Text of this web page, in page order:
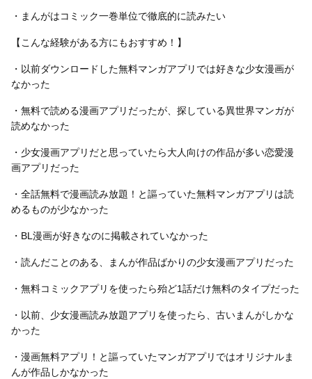
・まんがはコミック一巻単位で徹底的に読みたい
【こんな経験がある方にもおすすめ！】
・以前ダウンロードした無料マンガアプリでは好きな少女漫画が
なかった
・無料で読める漫画アプリだったが、探している異世界マンガが
読めなかった
・少女漫画アプリだと思っていたら大人向けの作品が多い恋愛漫
画アプリだった
・全話無料で漫画読み放題！と謳っていた無料マンガアプリは読
めるものが少なかった
・BL漫画が好きなのに掲載されていなかった
・読んだことのある、まんが作品ばかりの少女漫画アプリだった
・無料コミックアプリを使ったら殆ど1話だけ無料のタイプだった
・以前、少女漫画読み放題アプリを使ったら、古いまんがしかな
かった
・漫画無料アプリ！と謳っていたマンガアプリではオリジナルま
んが作品しかなかった